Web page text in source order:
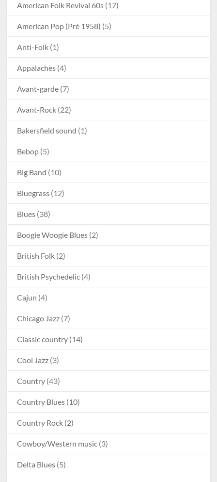
American Folk Revival 60s (17)
American Pop (Pré 1958) (5)
Anti-Folk (1)
Appalaches (4)
Avant-garde (7)
Avant-Rock (22)
Bakersfield sound (1)
Bebop (5)
Big Band (10)
Bluegrass (12)
Blues (38)
Boogie Woogie Blues (2)
British Folk (2)
British Psychedelic (4)
Cajun (4)
Chicago Jazz (7)
Classic country (14)
Cool Jazz (3)
Country (43)
Country Blues (10)
Country Rock (2)
Cowboy/Western music (3)
Delta Blues (5)